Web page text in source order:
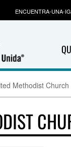
ENCUENTRA-UNA-
Methodist Church